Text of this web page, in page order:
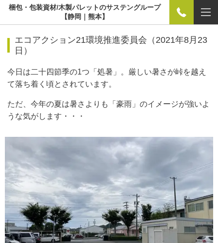
梱包・包装資材/木製パレットのサステングループ
【静岡｜熊本】
エコアクション21環境推進委員会（2021年8月23
日）
今日は二十四節季の1つ「処暑」。厳しい暑さが峠を越え
て落ち着く頃とされています。
ただ、今年の夏は暑さよりも「豪雨」のイメージが強いよ
うな気がします・・・